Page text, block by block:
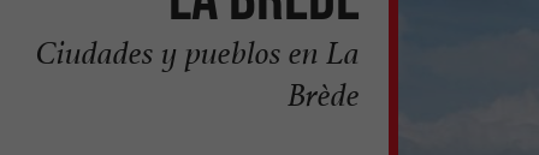
Ciudades y pueblos en La
Brède